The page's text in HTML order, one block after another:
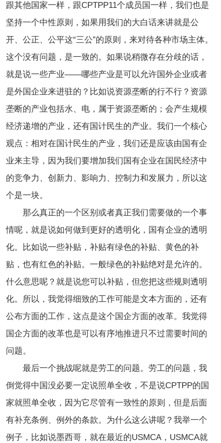
跟其他国家一样，跟CPTPP11个成员国一样，我们也是
坚持一个中性原则，如果用我们的大白话来讲就是公
开、公正、公平这“三公”的原则，来对待各种市场主体。
这个没有问题，是一致的。如果说稍微存在分歧的话，
就是说一些产业——哪些产业是可以允许国外企业或者
是外国企业来进驻的？比如说资源垄断的行不行？资源
垄断的产业包括水、电，属于资源垄断的；会产生规模
经济递增的产业，还有国计民生的产业。我们一个核心
观点：相对在国计民生的产业，我们还是应该由国有企
业来主导，因为我们要增加我们国有企业在国民经济中
的竞争力、创新力、影响力、控制力和发展力，所以这
个是一块。
那么真正的一个区别或者真正我们需要做的一个事
情呢，就是说如何做到更好的透明化，国有企业的透明
化。比如说一些补贴，补贴有绿色的补贴、黄色的补
贴，也有红色的补贴。一般绿色的补贴绝对是允许的。
什么意思呢？就是说您可以补贴，但您把这些规则透明
化。所以，我觉得细致的工作可能是文本方面的，还有
公布方面的工作，这点是这个国企方面的改革。我觉得
国企方面的改革也是可以有序地推进只不过需要时间的
问题。
最后一个挑战呢就是劳工的问题。劳工的问题，我
倒觉得中国没必要一定说照单全收，不是说CPTPP的国
家就照单全收，因为它尽管有一致性的原则，但是后面
有补充条例、例外的条款。为什么这么讲呢？我举一个
例子，比如说墨西哥，就在最近的USMCA，USMCA就